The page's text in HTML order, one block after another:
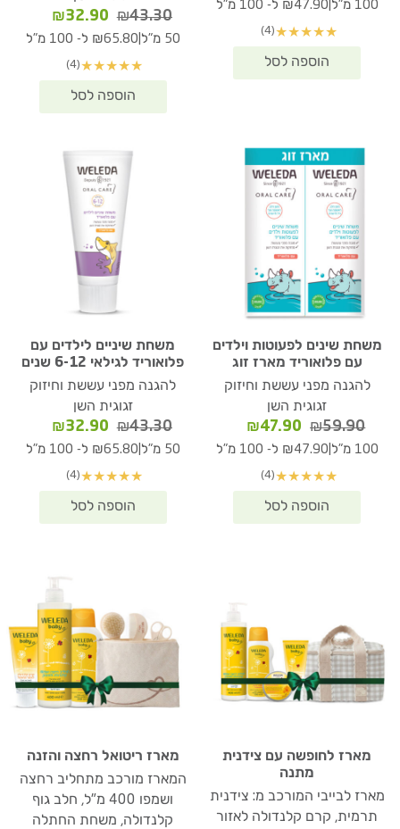
₪59.90.
100 מ"ל ₪47.90 ל- 100 מ"ל
★
★
★
★
★
(4)
₪43.30
המחיר
המקורי
₪43.30.
₪32.90
הנוכחי
50 מ"ל ₪65.80 ל- 100 מ"ל
★
★
★
★
★
(4)
משחת שינים לפעוטות וילדים
עם פלואוריד מארז זוג
להגנה מפני עששת וחיזוק
זגוגית השן
₪59.90
המחיר
המקורי
₪59.90.
₪47.90
המחיר
הנוכחי
100 מ"ל ₪47.90 ל- 100 מ"ל
★
★
★
★
★
(4)
משחת שיניים לילדים עם
פלואוריד לגילאי 6-12 שנים
להגנה מפני עששת וחיזוק
זגוגית השן
₪43.30
המחיר
המקורי
₪43.30.
₪32.90
הנוכחי
50 מ"ל ₪65.80 ל- 100 מ"ל
★
★
★
★
★
(4)
מארז לחופשה עם צידנית
מתנה
מארז לבייבי המורכב מ: צידנית
תרמית, קרם קלנדולה לאזור
מארז ריטואל רחצה והזנה
המארז מורכב מתחליב רחצה
ושמפו 400 מ"ל, חלב גוף
קלנדולה, משחת החתלה